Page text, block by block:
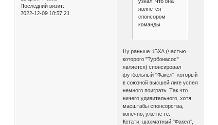
Последний визит:
2022-12-09 18:57:21
узнал, что она
является
спонсором
команды
Ну раньше КБХА (частью
которого "Турбонасос"
является) спонсировал
футбольный "Факел", который
в союзной высшей лиге успел
немного поиграть. Так что
ничего удивительного, хотя
масштабы спонсорства,
конечно, уже не те.
Кстати, шахматный "Факел",